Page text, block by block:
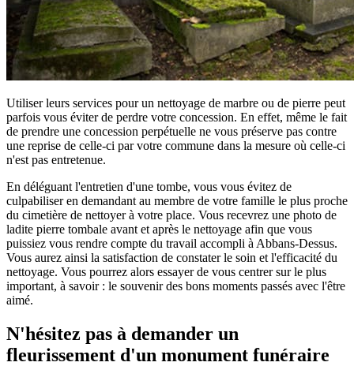
Utiliser leurs services pour un nettoyage de marbre ou de pierre peut
parfois vous éviter de perdre votre concession. En effet, même le fait
de prendre une concession perpétuelle ne vous préserve pas contre
une reprise de celle-ci par votre commune dans la mesure où celle-ci
n'est pas entretenue.
En déléguant l'entretien d'une tombe, vous vous évitez de
culpabiliser en demandant au membre de votre famille le plus proche
du cimetière de nettoyer à votre place. Vous recevrez une photo de
ladite pierre tombale avant et après le nettoyage afin que vous
puissiez vous rendre compte du travail accompli à Abbans-Dessus.
Vous aurez ainsi la satisfaction de constater le soin et l'efficacité du
nettoyage. Vous pourrez alors essayer de vous centrer sur le plus
important, à savoir : le souvenir des bons moments passés avec l'être
aimé.
N'hésitez pas à demander un
fleurissement d'un monument funéraire